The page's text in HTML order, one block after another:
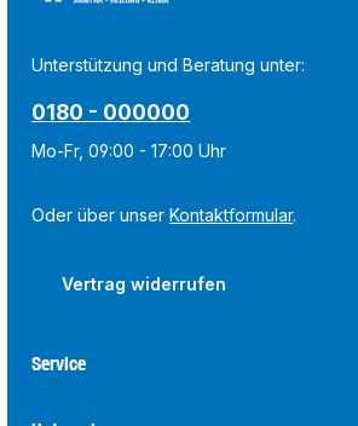
Unterstützung und Beratung unter:
0180 - 000000
Mo-Fr, 09:00 - 17:00 Uhr
Oder über unserKontaktformular.
Vertrag widerrufen
Service